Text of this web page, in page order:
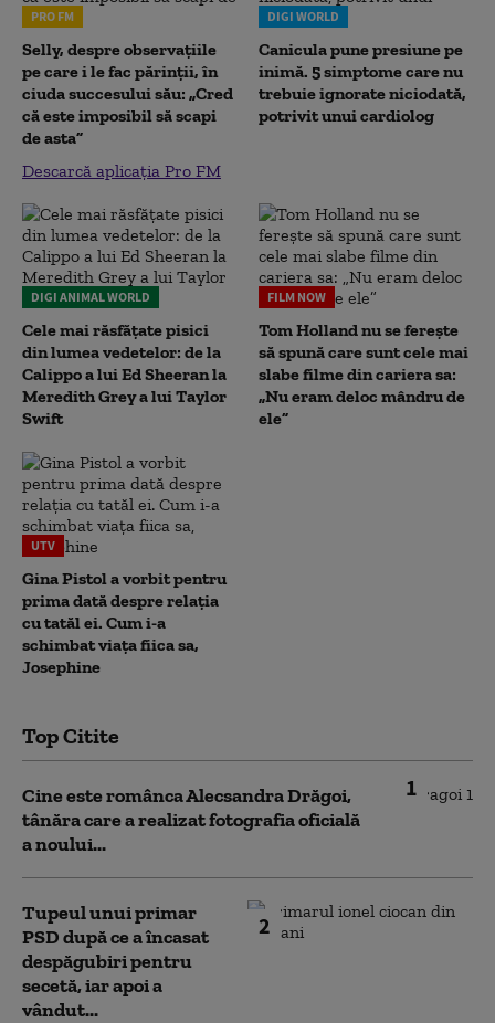
PRO FM
Selly, despre observațiile
pe care i le fac părinții, în
ciuda succesului său: „Cred
că este imposibil să scapi
de asta”
Descarcă aplicația Pro FM
DIGI WORLD
Canicula pune presiune pe
inimă. 5 simptome care nu
trebuie ignorate niciodată,
potrivit unui cardiolog
DIGI ANIMAL WORLD
Cele mai răsfățate pisici
din lumea vedetelor: de la
Calippo a lui Ed Sheeran la
Meredith Grey a lui Taylor
Swift
FILM NOW
Tom Holland nu se ferește
să spună care sunt cele mai
slabe filme din cariera sa:
„Nu eram deloc mândru de
ele”
UTV
Gina Pistol a vorbit pentru
prima dată despre relația
cu tatăl ei. Cum i-a
schimbat viața fiica sa,
Josephine
Top Citite
1
Cine este românca Alecsandra Drăgoi,
tânăra care a realizat fotografia oficială
a noului...
2
Tupeul unui primar
PSD după ce a încasat
despăgubiri pentru
secetă, iar apoi a
vândut...